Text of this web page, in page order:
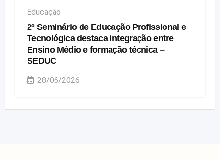
Educação
2º Seminário de Educação Profissional e
Tecnológica destaca integração entre
Ensino Médio e formação técnica –
SEDUC
28/06/2026